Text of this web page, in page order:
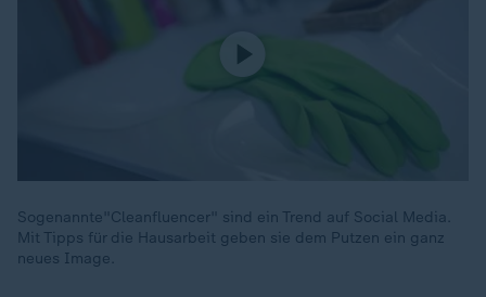
Sogenannte"Cleanfluencer" sind ein Trend auf Social Media.
Mit Tipps für die Hausarbeit geben sie dem Putzen ein ganz
neues Image.